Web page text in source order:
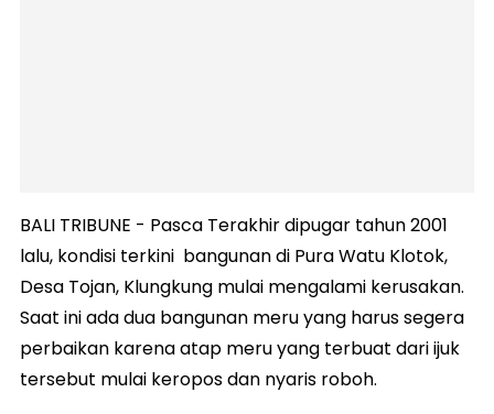
BALI TRIBUNE - Pasca Terakhir dipugar tahun 2001
lalu, kondisi terkini bangunan di Pura Watu Klotok,
Desa Tojan, Klungkung mulai mengalami kerusakan.
Saat ini ada dua bangunan meru yang harus segera
perbaikan karena atap meru yang terbuat dari ijuk
tersebut mulai keropos dan nyaris roboh.